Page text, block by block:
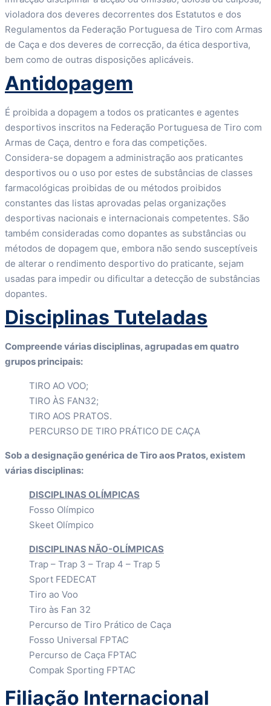
violadora dos deveres decorrentes dos Estatutos e dos
Regulamentos da Federação Portuguesa de Tiro com Armas
de Caça e dos deveres de correcção, da ética desportiva,
bem como de outras disposições aplicáveis.
Antidopagem
É proibida a dopagem a todos os praticantes e agentes
desportivos inscritos na Federação Portuguesa de Tiro com
Armas de Caça, dentro e fora das competições.
Considera-se dopagem a administração aos praticantes
desportivos ou o uso por estes de substâncias de classes
farmacológicas proibidas de ou métodos proibidos
constantes das listas aprovadas pelas organizações
desportivas nacionais e internacionais competentes. São
também consideradas como dopantes as substâncias ou
métodos de dopagem que, embora não sendo susceptíveis
de alterar o rendimento desportivo do praticante, sejam
usadas para impedir ou dificultar a detecção de substâncias
dopantes.
Disciplinas Tuteladas
Compreende várias disciplinas, agrupadas em quatro
grupos principais:
TIRO AO VOO;
TIRO ÀS FAN32;
TIRO AOS PRATOS.
PERCURSO DE TIRO PRÁTICO DE CAÇA
Sob a designação genérica de Tiro aos Pratos, existem
várias disciplinas:
DISCIPLINAS OLÍMPICAS
Fosso Olímpico
Skeet Olímpico
DISCIPLINAS NÃO-OLÍMPICAS
Trap – Trap 3 – Trap 4 – Trap 5
Sport FEDECAT
Tiro ao Voo
Tiro às Fan 32
Percurso de Tiro Prático de Caça
Fosso Universal FPTAC
Percurso de Caça FPTAC
Compak Sporting FPTAC
Filiação Internacional